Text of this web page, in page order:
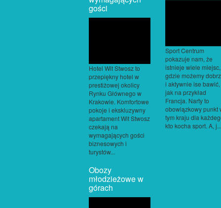
gości
Hotel Wit Stwosz to
przepiękny hotel w
prestiżowej okolicy
Rynku Głównego w
Krakowie. Komfortowe
pokoje i ekskluzywny
apartament Wit Stwosz
czekają na
wymagających gości
biznesowych i
turystów...
Sport Centrum
pokazuje nam, że
istnieje wiele miejsc,
gdzie możemy
i aktywnie ise bawić,
jak na przykład
Francja. Narty to
obowiązkowy punkt
tym kraju dla
kto kocha sport. A, j...
Obozy
młodzieżowe w
górach